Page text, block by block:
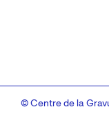
© Centre de la